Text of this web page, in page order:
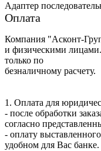
Адаптер
Оплата
Компания "Асконт-
и физическими
только по
безналичному расчету.
1. Оплата для
- после обработки
согласно
- оплату
удобном для Вас банке.